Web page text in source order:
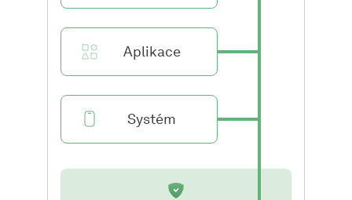
Aplikace
Systém